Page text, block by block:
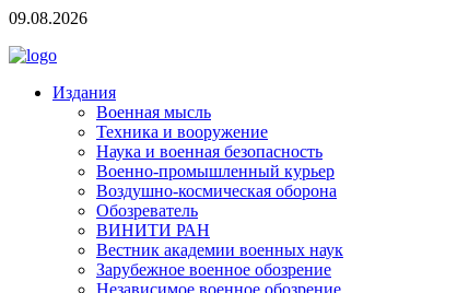
09.08.2026
Издания
Военная мысль
Техника и вооружение
Наука и военная безопасность
Военно-промышленный курьер
Воздушно-космическая оборона
Обозреватель
ВИНИТИ РАН
Вестник академии военных наук
Зарубежное военное обозрение
Независимое военное обозрение